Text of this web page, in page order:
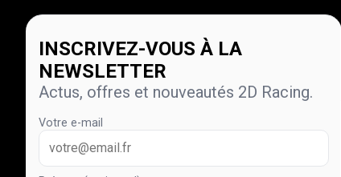
INSCRIVEZ-VOUS À LA
NEWSLETTER
Actus, offres et nouveautés 2D Racing.
Votre e-mail